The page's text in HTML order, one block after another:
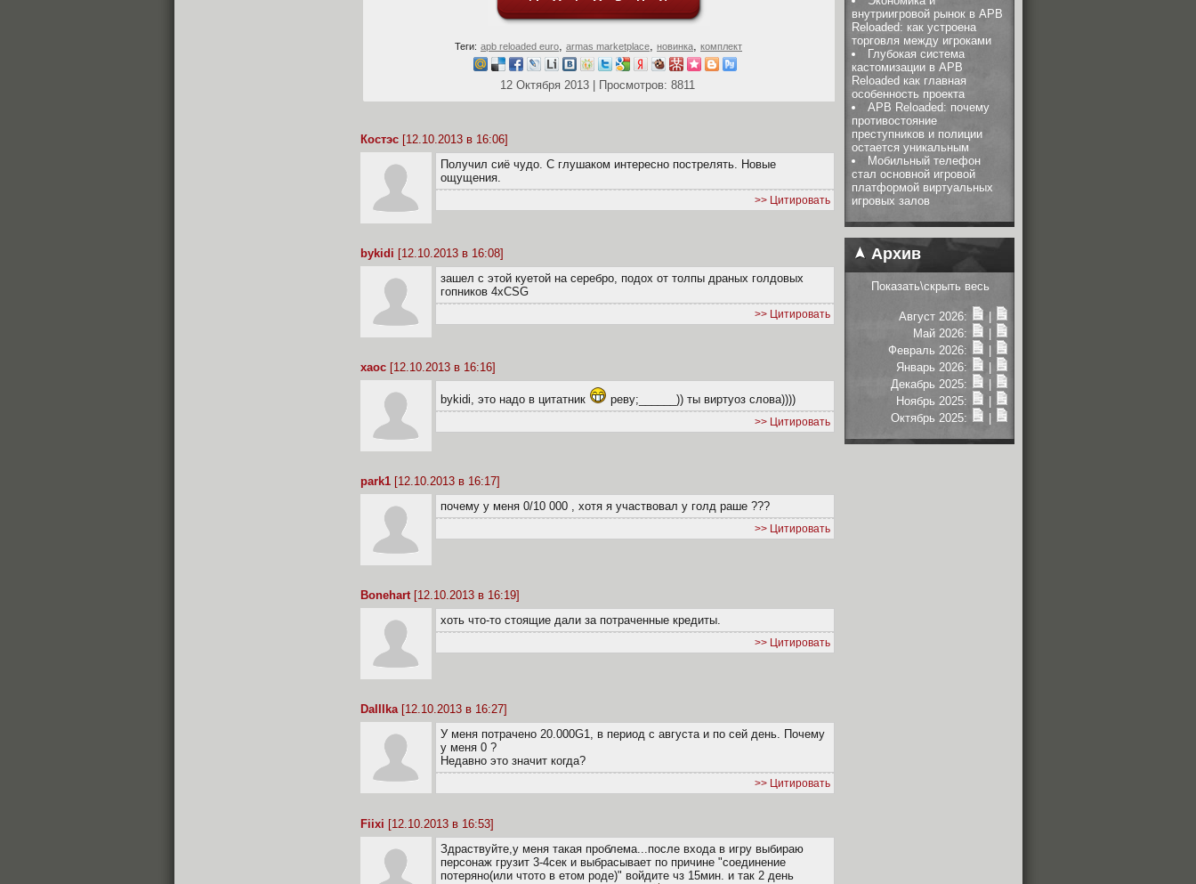
Теги: apb reloaded euro, armas marketplace, новинка, комплект
12 Октября 2013 | Просмотров: 8811
Костэс [12.10.2013 в 16:06]
Получил сиё чудо. С глушаком интересно пострелять. Новые
ощущения.
>> Цитировать
bykidi [12.10.2013 в 16:08]
зашел с этой куетой на серебро, подох от толпы драных голдовых
гопников 4xCSG
>> Цитировать
xaoc [12.10.2013 в 16:16]
bykidi, это надо в цитатник реву;______)) ты виртуоз слова))))
>> Цитировать
park1 [12.10.2013 в 16:17]
почему у меня 0/10 000 , хотя я участвовал у голд раше ???
>> Цитировать
Bonehart[12.10.2013 в 16:19]
хоть что-то стоящие дали за потраченные кредиты.
>> Цитировать
DaIIIka[12.10.2013 в 16:27]
У меня потрачено 20.000G1, в период с августа и по сей день. Почему
у меня 0 ?
Недавно это значит когда?
>> Цитировать
Fiixi [12.10.2013 в 16:53]
Здраствуйте,у меня такая проблема...после входа в игру выбираю
персонаж грузит 3-4сек и выбрасывает по причине "соединение
потеряно(или чтото в етом роде)" войдите чз 15мин. и так 2 день
внутриигровой рынок в APB
Reloaded: как устроена
торговля между игроками
Глубокая система
кастомизации в APB
Reloaded как главная
особенность проекта
APB Reloaded: почему
противостояние
преступников и полиции
остается уникальным
Мобильный телефон
стал основной игровой
платформой виртуальных
игровых залов
Архив
Показать\скрыть весь
Август 2026:
Май 2026:
Февраль 2026:
Январь 2026:
Декабрь 2025:
Ноябрь 2025:
Октябрь 2025: